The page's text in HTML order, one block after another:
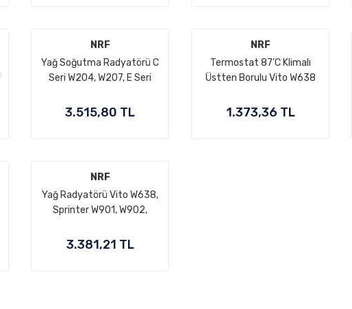
NRF
Yağ Soğutma Radyatörü C
Seri W204, W207, E Seri
W906, Motor: OM651 OEM
3.515,80 TL
NRF
Termostat 87'C Klimalı
Üstten Borulu Vito W638
A1112000815
1.373,36 TL
NRF
Yağ Radyatörü Vito W638,
Sprinter W901, W902,
OM601, OM602, OEM
3.381,21 TL